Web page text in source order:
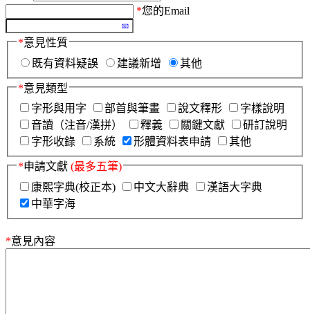
*您的Email
*意見性質
既有資料疑誤
建議新增 其他
*意見類型
字形與用字
部首與筆畫 說文釋形
字樣說明
音讀（注音/漢拼）
釋義 關鍵文獻
研訂說明
字形收錄
系統 形體資料表申請 其他
*申請文獻 (最多五筆)
康熙字典(校正本)
中文大辭典
漢語大字典
中華字海
*意見內容